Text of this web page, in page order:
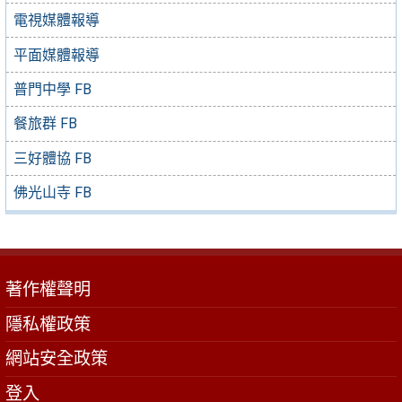
電視媒體報導
平面媒體報導
普門中學 FB
餐旅群 FB
三好體協 FB
佛光山寺 FB
著作權聲明
隱私權政策
網站安全政策
登入